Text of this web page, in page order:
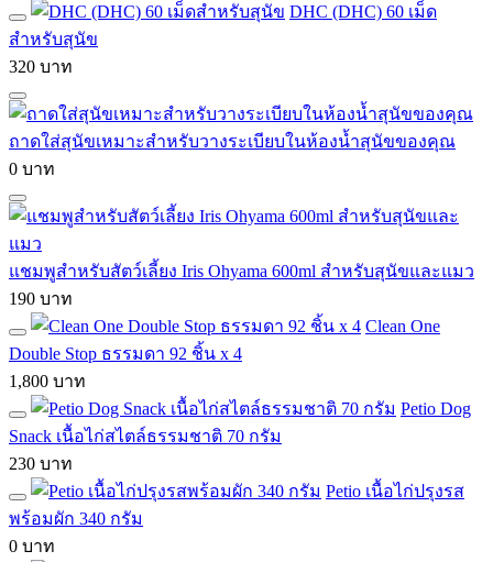
DHC (DHC) 60 เม็ด
สำหรับสุนัข
320 บาท
ถาดใส่สุนัขเหมาะสำหรับวางระเบียบในห้องน้ำสุนัขของคุณ
0 บาท
แชมพูสำหรับสัตว์เลี้ยง Iris Ohyama 600ml สำหรับสุนัขและแมว
190 บาท
Clean One
Double Stop ธรรมดา 92 ชิ้น x 4
1,800 บาท
Petio Dog
Snack เนื้อไก่สไตล์ธรรมชาติ 70 กรัม
230 บาท
Petio เนื้อไก่ปรุงรส
พร้อมผัก 340 กรัม
0 บาท